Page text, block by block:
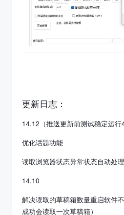
更新日志：
14.12（推送更新前测试稳定运行4
优化话题功能
读取浏览器状态异常状态自动处理
14.10
解决读取的草稿箱数量重启软件
成功会读取一次草稿箱）